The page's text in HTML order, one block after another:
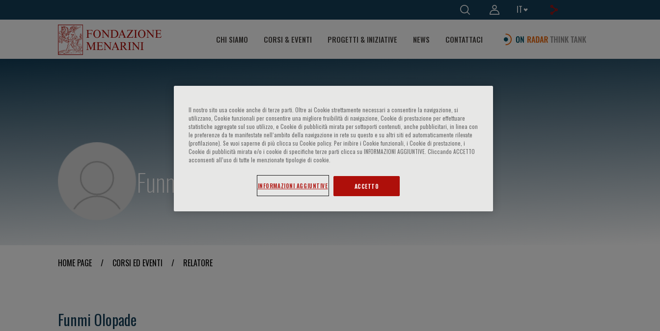
IT
CHI SIAMO CORSI & EVENTI PROGETTI & INIZIATIVE NEWS CONTATTACI
Funmi Olopade
HOME PAGE / CORSI ED EVENTI / RELATORE
Funmi Olopade
Il nostro sito usa cookie anche di terze parti. Oltre ai Cookie strettamente necessari a consentire la navigazione, si
utilizzano, Cookie funzionali per consentire una migliore fruibilità di navigazione, Cookie di prestazione per effettuare
statistiche aggregate sul suo utilizzo, e Cookie di pubblicità mirata per sottoporti contenuti, anche pubblicitari, in linea con
le preferenze da te manifestate nell‘ambito della navigazione in rete su questo e su altri siti ed automaticamente rilevate
(profilazione). Se vuoi saperne di più clicca su Cookie policy. Per inibire i Cookie funzionali, i Cookie di prestazione, i
Cookie di pubblicità mirata e/o i cookie di specifiche terze parti clicca su INFORMAZIONI AGGIUNTIVE. Cliccando ACCETTO
acconsenti all’uso di tutte le menzionate tipologie di cookie.
INFORMAZIONI AGGIUNTIVE ACCETTO